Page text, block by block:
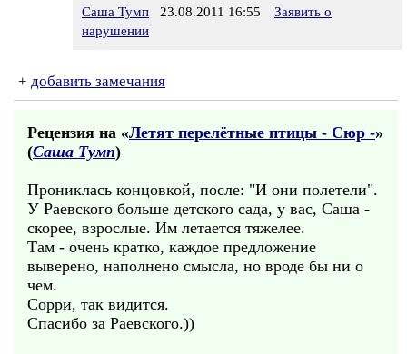
Саша Тумп 23.08.2011 16:55
Заявить о
нарушении
+ добавить замечания
Рецензия на «Летят перелётные птицы - Сюр -»
(Саша Тумп)
Прониклась концовкой, после: "И они полетели".
У Раевского больше детского сада, у вас, Саша -
скорее, взрослые. Им летается тяжелее.
Там - очень кратко, каждое предложение
выверено, наполнено смысла, но вроде бы ни о
чем.
Сорри, так видится.
Спасибо за Раевского.))